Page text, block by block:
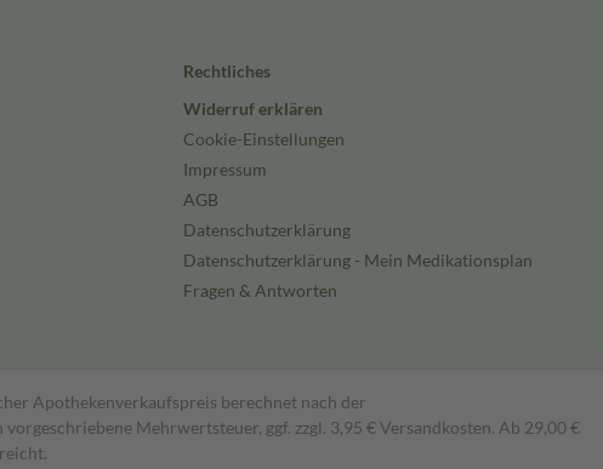
Rechtliches
Widerruf erklären
Cookie-Einstellungen
Impressum
AGB
Datenschutzerklärung
Datenschutzerklärung - Mein Medikationsplan
Fragen & Antworten
Apothekenverkaufspreis berechnet nach der
Mehrwertsteuer, ggf. zzgl. 3,95 € Versandkosten. Ab 29,00 €